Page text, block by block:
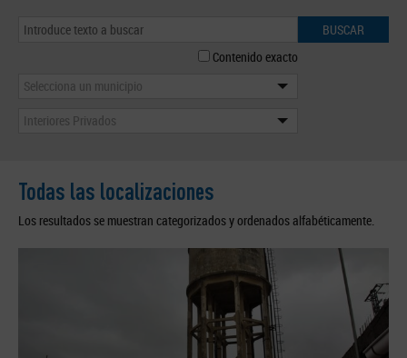
BUSCAR
Contenido exacto
Selecciona un municipio
Interiores Privados
Todas las localizaciones
Los resultados se muestran categorizados y ordenados alfabéticamente.